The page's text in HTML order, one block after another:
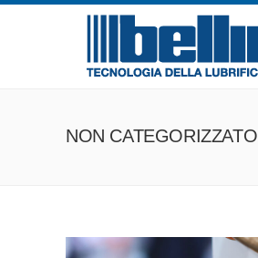
NON CATEGORIZZATO